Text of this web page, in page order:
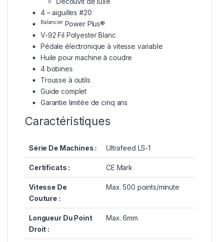
4 – aiguilles #20
BalancierPower Plus®
V-92 Fil Polyester Blanc
Pédale électronique à vitesse variable
Huile pourmachine à coudre
4 bobines
Trousse à outils
Guide complet
Garantie limitée de cinq ans
Caractéristiques
Série De Machines : Ultrafeed LS-1
Certificats : CE Mark
Vitesse De
Couture :
Max. 500 points/minute
Longueur Du Point
Droit :
Max. 6mm